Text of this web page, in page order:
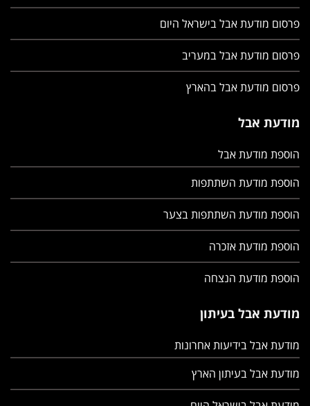
פרסום מודעת אבל בישראל היום
פרסום מודעת אבל במעריב
פרסום מודעת אבל בהארץ
מודעת אבל
הוספת מודעת אבל
הוספת מודעת השתתפות
הוספת מודעת השתתפות בצער
הוספת מודעת אזכרה
הוספת מודעת הנצחה
מודעת אבל בעיתון
מודעת אבל בידיעות אחרונות
מודעת אבל בעיתון הארץ